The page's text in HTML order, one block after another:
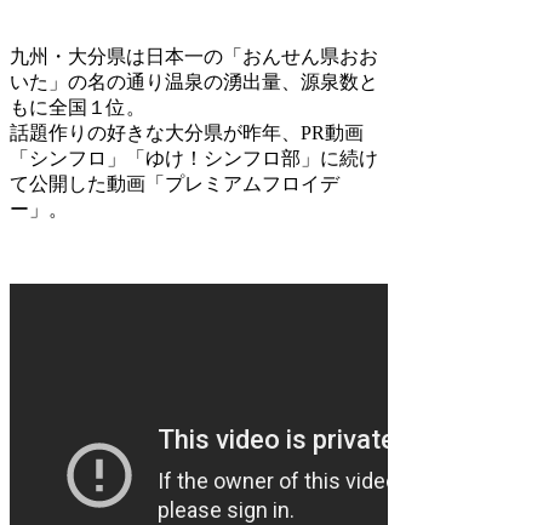
九州・大分県は日本一の「おんせん県おお
いた」の名の通り温泉の湧出量、源泉数と
もに全国１位。
話題作りの好きな大分県が昨年、PR動画
「シンフロ」「ゆけ！シンフロ部」に続け
て公開した動画「プレミアムフロイデ
ー」。